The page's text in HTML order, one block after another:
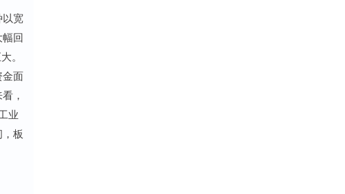
宽
回
。
金面
，
业
板